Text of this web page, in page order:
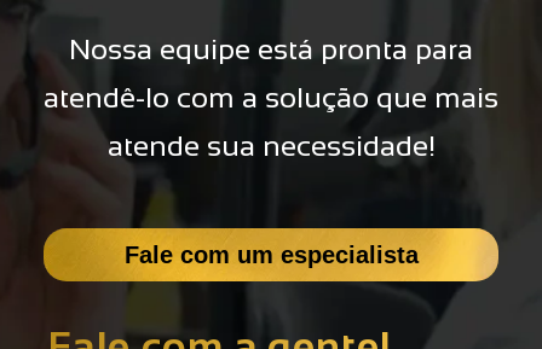
Nossa equipe está pronta para
atendê-lo com a solução que mais
atende sua necessidade!
Fale com um especialista